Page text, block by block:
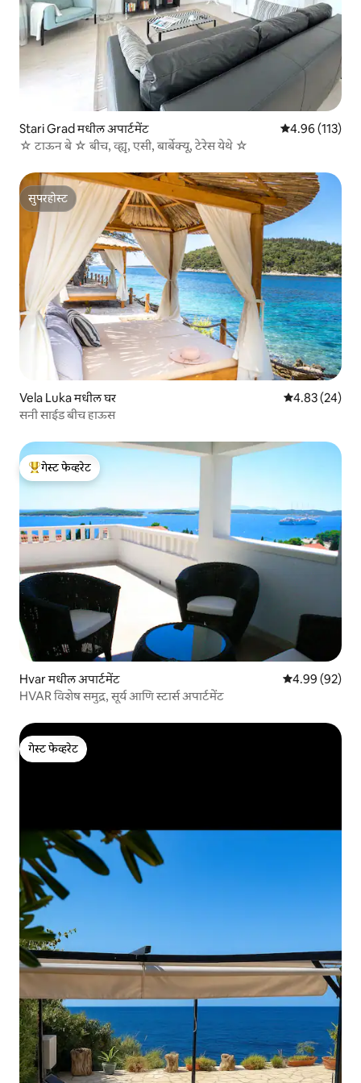
Stari Grad मधील अपार्टमेंट 5 पैकी 4.96
4.96 (113)
☆ टाऊन बे ☆ बीच, व्ह्यू, एसी, बार्बेक्यू, टेरेस येथे ☆
सुपरहोस्ट
सुपरहोस्ट
Vela Luka मधील घर 5 पैकी 4.83
4.83 (24)
सनी साईड बीच हाऊस
टॉप गेस्ट फेव्हरेट
गेस्ट फेव्हरेट
Hvar मधील अपार्टमेंट 5 पैकी 4.99
4.99 (92)
HVAR विशेष समुद्र, सूर्य आणि स्टार्स अपार्टमेंट
गेस्ट फेव्हरेट
गेस्ट फेव्हरेट